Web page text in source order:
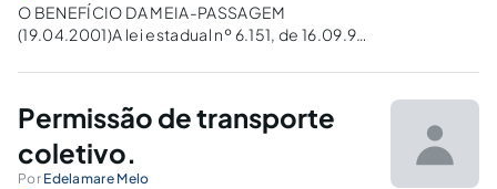
O BENEFÍCIO DA MEIA-PASSAGEM
(19.04.2001)A lei estadual nº 6.151, de 16.09.98,
estudantes dos cursos preparatórios ao
publicou nota a respeito da polêmica que se
instalou, a…
Permissão de transporte
coletivo.
Por Edelamare Melo